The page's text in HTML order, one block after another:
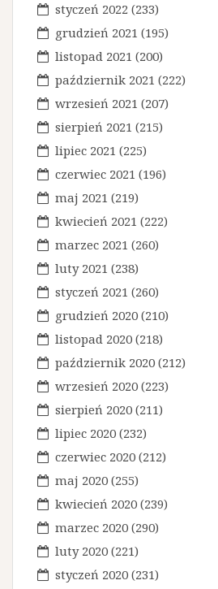
styczeń 2022 (233)
grudzień 2021 (195)
listopad 2021 (200)
październik 2021 (222)
wrzesień 2021 (207)
sierpień 2021 (215)
lipiec 2021 (225)
czerwiec 2021 (196)
maj 2021 (219)
kwiecień 2021 (222)
marzec 2021 (260)
luty 2021 (238)
styczeń 2021 (260)
grudzień 2020 (210)
listopad 2020 (218)
październik 2020 (212)
wrzesień 2020 (223)
sierpień 2020 (211)
lipiec 2020 (232)
czerwiec 2020 (212)
maj 2020 (255)
kwiecień 2020 (239)
marzec 2020 (290)
luty 2020 (221)
styczeń 2020 (231)